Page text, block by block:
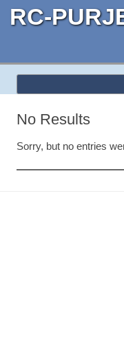
RC-
No Results
Sorry, but no entries